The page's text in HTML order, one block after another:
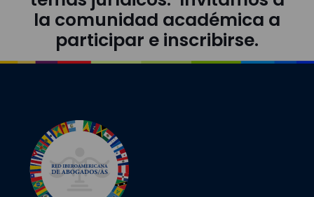
la comunidad académica a
participar e inscribirse.